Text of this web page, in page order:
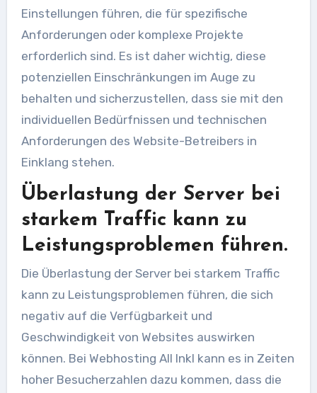
Einstellungen führen, die für spezifische
Anforderungen oder komplexe Projekte
erforderlich sind. Es ist daher wichtig, diese
potenziellen Einschränkungen im Auge zu
behalten und sicherzustellen, dass sie mit den
individuellen Bedürfnissen und technischen
Anforderungen des Website-Betreibers in
Einklang stehen.
Überlastung der Server bei
starkem Traffic kann zu
Leistungsproblemen führen.
Die Überlastung der Server bei starkem Traffic
kann zu Leistungsproblemen führen, die sich
negativ auf die Verfügbarkeit und
Geschwindigkeit von Websites auswirken
können. Bei Webhosting All Inkl kann es in Zeiten
hoher Besucherzahlen dazu kommen, dass die